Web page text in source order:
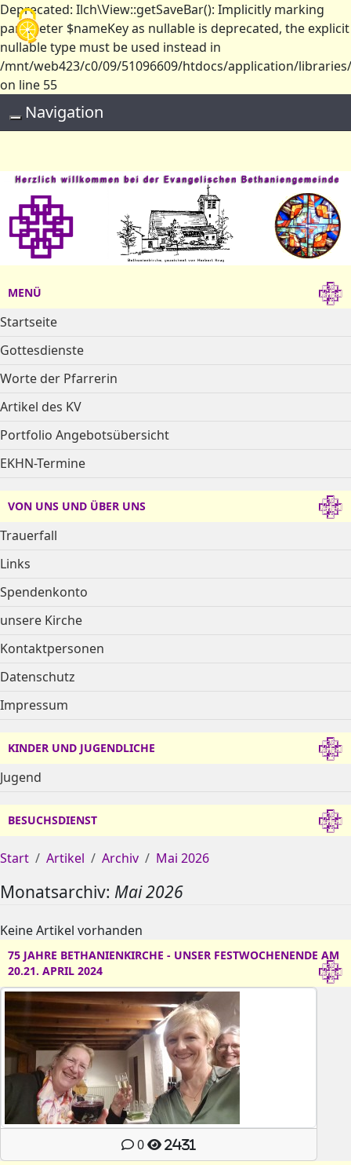
Deprecated: Ilch\View::getSaveBar(): Implicitly marking
parameter $nameKey as nullable is deprecated, the explicit
nullable type must be used instead in
/mnt/web423/c0/09/51096609/htdocs/application/
on line 55
Toggle navigation
Navigation
MENÜ
Startseite
Gottesdienste
Worte der Pfarrerin
Artikel des KV
Portfolio Angebotsübersicht
EKHN-Termine
VON UNS UND ÜBER UNS
Trauerfall
Links
Spendenkonto
unsere Kirche
Kontaktpersonen
Datenschutz
Impressum
KINDER UND JUGENDLICHE
Jugend
BESUCHSDIENST
Start Artikel Archiv Mai 2026
Monatsarchiv: Mai 2026
Keine Artikel vorhanden
75 JAHRE BETHANIENKIRCHE - UNSER FESTWOCHENENDE AM
20.21. APRIL 2024
0 2431
Cookie-Einstellungen